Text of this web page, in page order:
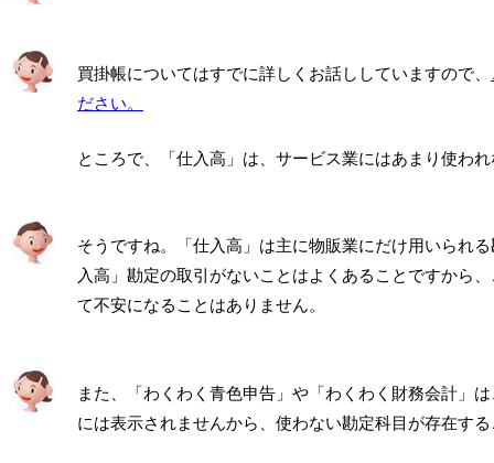
買掛帳についてはすでに詳しくお話ししていますので、
ださい。
ところで、「仕入高」は、サービス業にはあまり使わ
そうですね。「仕入高」は主に物販業にだけ用いられ
入高」勘定の取引がないことはよくあることですから
て不安になることはありません。
また、「わくわく青色申告」や「わくわく財務会計」
には表示されませんから、使わない勘定科目が存在す